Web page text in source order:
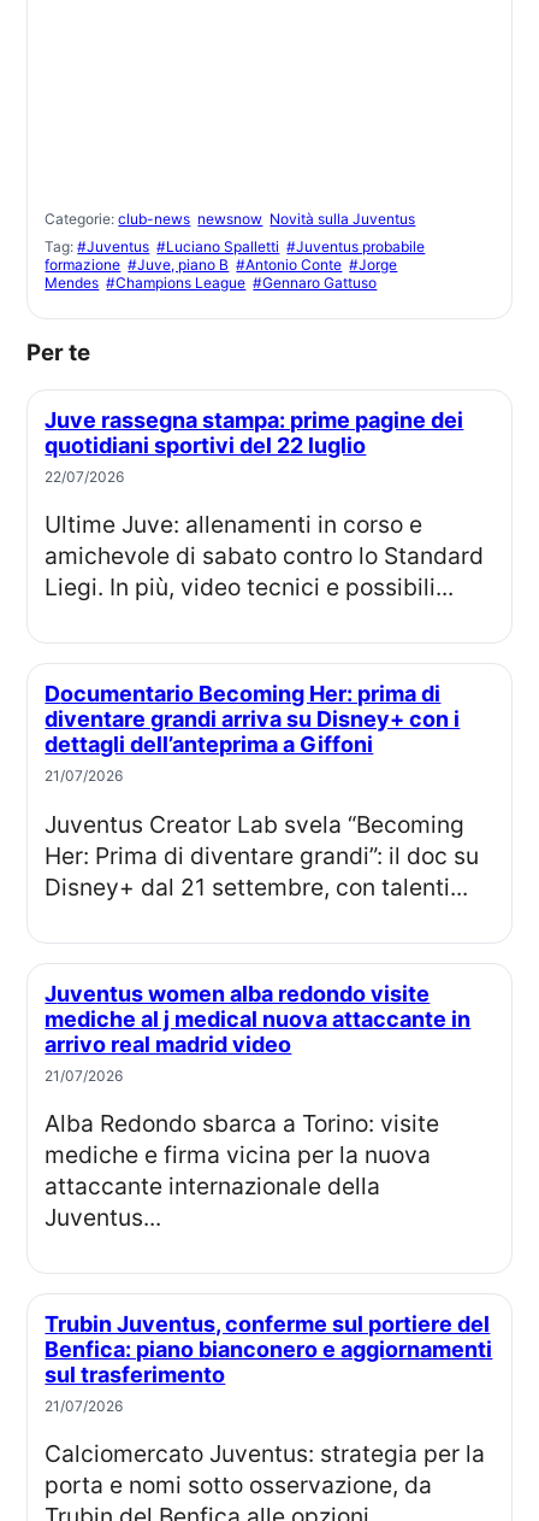
Categorie:club-news newsnow Novità sulla Juventus
Tag:#Juventus #Luciano Spalletti #Juventus probabile
formazione #Juve, piano B #Antonio Conte #Jorge
Mendes #Champions League #Gennaro Gattuso
Per te
Juve rassegna stampa: prime pagine dei
quotidiani sportivi del 22 luglio
22/07/2026
Ultime Juve: allenamenti in corso e
amichevole di sabato contro lo Standard
Liegi. In più, video tecnici e possibili...
Documentario Becoming Her: prima di
diventare grandi arriva su Disney+ con i
dettagli dell’anteprima a Giffoni
21/07/2026
Juventus Creator Lab svela “Becoming
Her: Prima di diventare grandi”: il doc su
Disney+ dal 21 settembre, con talenti...
Juventus women alba redondo visite
mediche al j medical nuova attaccante in
arrivo real madrid video
21/07/2026
Alba Redondo sbarca a Torino: visite
mediche e firma vicina per la nuova
attaccante internazionale della
Juventus...
Trubin Juventus, conferme sul portiere del
Benfica: piano bianconero e aggiornamenti
sul trasferimento
21/07/2026
Calciomercato Juventus: strategia per la
porta e nomi sotto osservazione, da